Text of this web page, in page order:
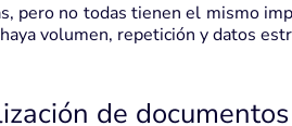
pero no todas tienen el mismo
volumen, repetición y datos
de documentos